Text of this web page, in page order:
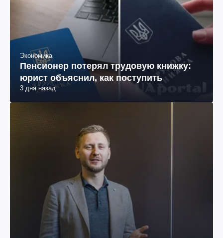
Экономика
Пенсионер потерял трудовую книжку:
юрист объяснил, как поступить
3 дня назад